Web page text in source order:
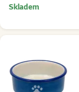
Skladem